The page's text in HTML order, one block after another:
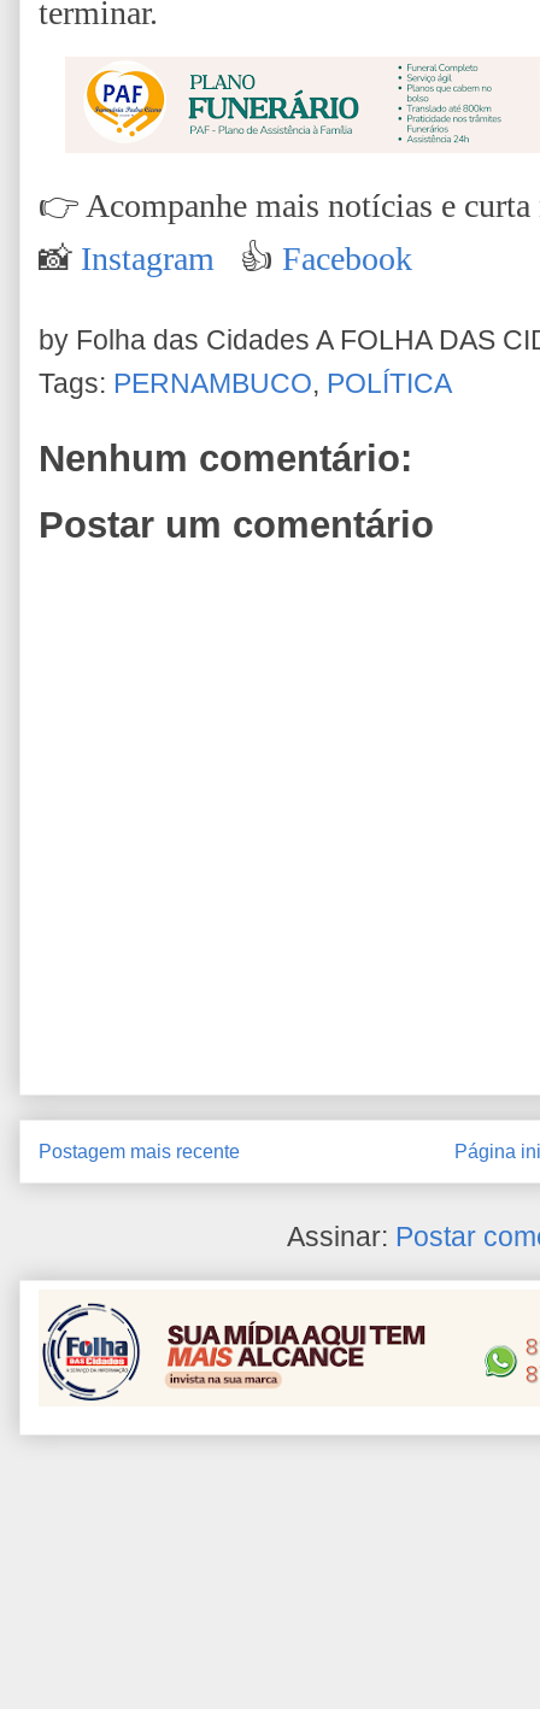
terminar.
👉 Acompanhe mais notícias e curta
📸 Instagram 👍 Facebook
by Folha das Cidades A FOLHA DAS
Tags: PERNAMBUCO, POLÍTICA
Nenhum comentário:
Postar um comentário
Postagem mais recente Página
Assinar: Postar